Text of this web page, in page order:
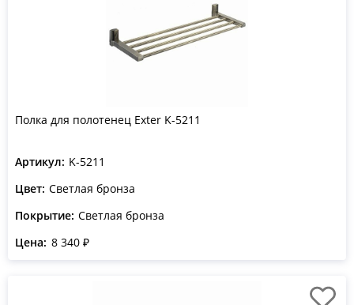
Полка для полотенец Exter K-5211
Артикул: K-5211
Цвет: Светлая бронза
Покрытие: Светлая бронза
Цена: 8 340 ₽